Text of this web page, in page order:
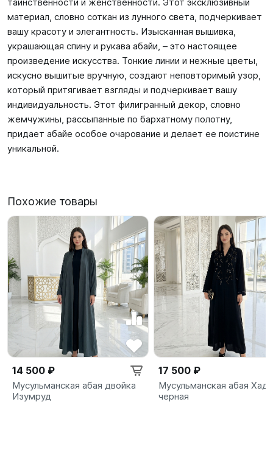
материал, словно соткан из лунного света, подчеркивает
вашу красоту и элегантность. Изысканная вышивка,
украшающая спину и рукава абайи, – это настоящее
произведение искусства. Тонкие линии и нежные цветы,
искусно вышитые вручную, создают неповторимый узор,
который притягивает взгляды и подчеркивает вашу
индивидуальность. Этот филигранный декор, словно
жемчужины, рассыпанные по бархатному полотну,
придает абайе особое очарование и делает ее поистине
уникальной.
Похожие товары
14 500 ₽
Мусульманская абая двойка
Изумруд
17 500 ₽
Мусульманская абая Хади
черная